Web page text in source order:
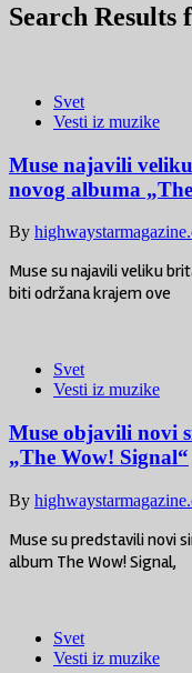
Search Results
Svet
Vesti iz muzike
Muse najavili
novog albuma
By
Muse su najavili veliku
biti održana krajem ove
Svet
Vesti iz muzike
Muse objavili novi
„The Wow! Signal“
By
Muse su predstavili novi
album The Wow! Signal,
Svet
Vesti iz muzike